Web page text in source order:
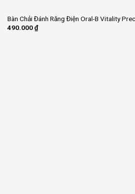
Bàn Chải Đánh Răng Điện Oral-B Vitality
490.000₫